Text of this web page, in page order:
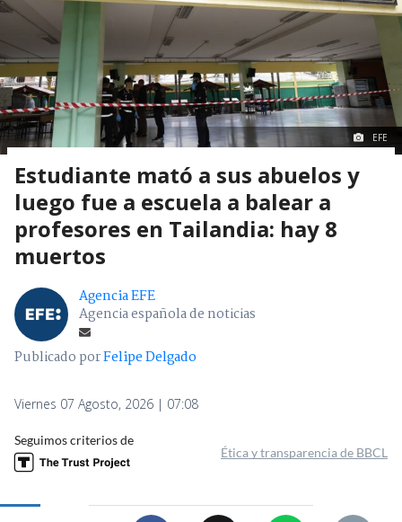
EFE
Estudiante mató a sus abuelos y
luego fue a escuela a balear a
profesores en Tailandia: hay 8
muertos
Agencia EFE
Agencia española de noticias
Publicado porFelipe Delgado
Viernes 07 Agosto, 2026 | 07:08
Seguimos criterios de
Ética y transparencia de BBCL